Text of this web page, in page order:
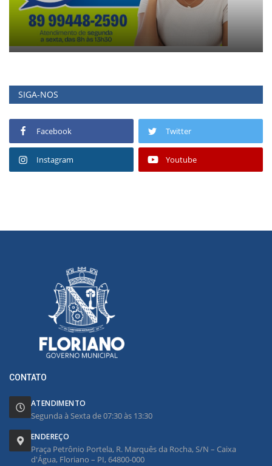
SIGA-NOS
Facebook Twitter
Instagram Youtube
CONTATO
ATENDIMENTO
Segunda à Sexta de 07:30 às 13:30
ENDEREÇO
Praça Petrônio Portela, R. Marquês da Rocha, S/N – Caixa
d'Água, Floriano – PI, 64800-000